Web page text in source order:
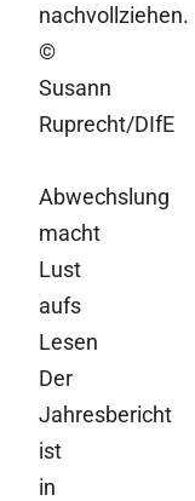
nachvollziehen.
©
Susann
Ruprecht/DIfE
Abwechslung
macht
Lust
aufs
Lesen
Der
Jahresbericht
ist
in